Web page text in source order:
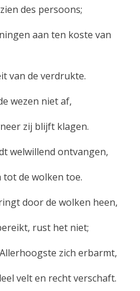
des persoons;
aan ten koste van
van de verdrukte.
wezen niet af,
zij blijft klagen.
welwillend ontvangen,
de wolken toe.
door de wolken heen,
rust het niet;
zich erbarmt,
velt en recht verschaft.